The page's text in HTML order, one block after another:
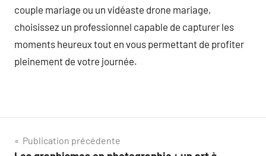
couple mariage ou un vidéaste drone mariage,
choisissez un professionnel capable de capturer les
moments heureux tout en vous permettant de profiter
pleinement de votre journée.
Navigation
Publication précédente